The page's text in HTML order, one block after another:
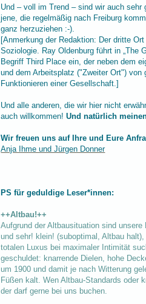
Und –voll im Trend –sind wir auch sehr
jene, die regelmäßig nach Freiburg
ganz herzuziehen :-).
[Anmerkung der Redaktion: Der dritte
Soziologie. Ray Oldenburg führt in „The
Begriff Third Place ein, der neben dem
und dem Arbeitsplatz ("Zweiter Ort") von
Funktionieren einer Gesellschaft.]
Und alle anderen, die wir hier nicht
auch willkommen!Und natürlich
Wir freuen uns auf Ihre und Eure
Anja Ihme und Jürgen Donner
PS für geduldige Leser*innen:
++Altbau!++
Aufgrund der Altbausituation sind
und sehr! klein! (suboptimal, Altbau
totalen Luxus bei maximaler Intimität
geschuldet: knarrende Dielen, hohe
um 1900 und damit je nach Witterung
Füßen kalt. Wen Altbau-Standards oder
der darf gerne bei uns buchen.